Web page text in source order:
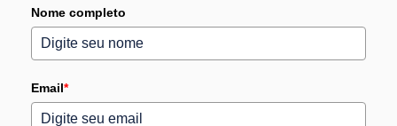
Nome completo
Email*